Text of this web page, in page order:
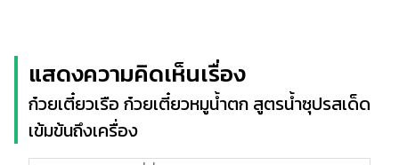
แสดงความคิดเห็นเรื่อง
ก๋วยเตี๋ยวเรือ ก๋วยเตี๋ยวหมูน้ำตก สูตรน้ำซุปรสเด็ด
เข้มข้นถึงเครื่อง